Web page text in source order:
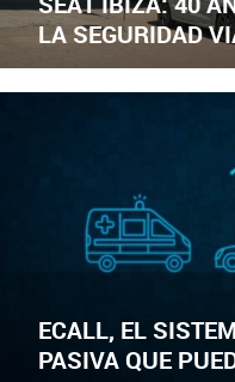
LA SEGURIDAD
ECALL, EL
PASIVA QUE